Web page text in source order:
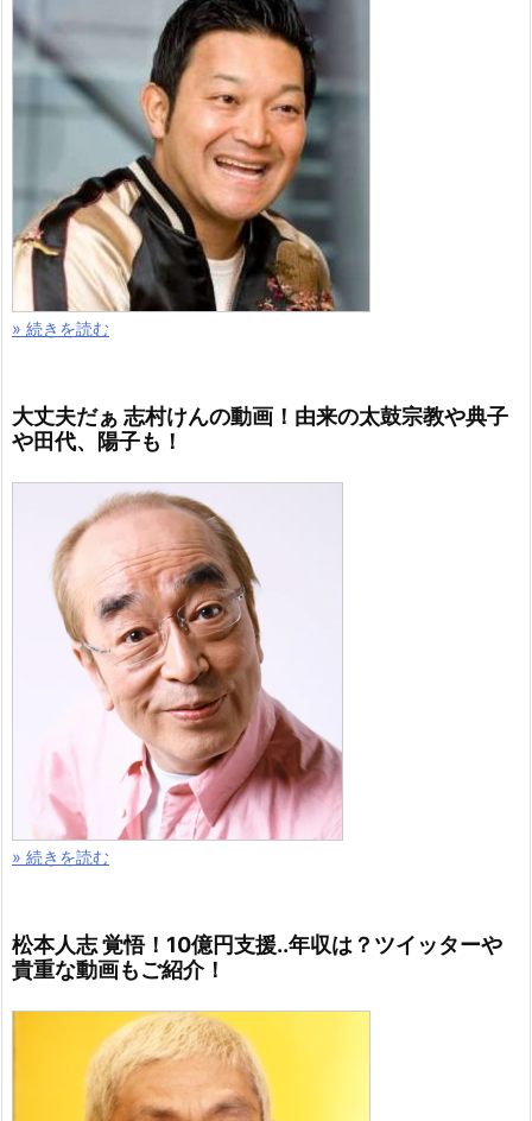
» 続きを読む
大丈夫だぁ 志村けんの動画！由来の太鼓宗教や典子
や田代、陽子も！
» 続きを読む
松本人志 覚悟！10億円支援..年収は？ツイッターや
貴重な動画もご紹介！